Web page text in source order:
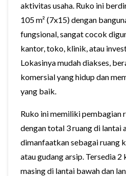
aktivitas usaha. Ruko ini
105 m² (7x15) dengan
fungsional, sangat cocok
kantor, toko, klinik, atau
Lokasinya mudah diakses,
komersial yang hidup dan
yang baik.
Ruko ini memiliki pembagian
dengan total 3 ruang di lantai
dimanfaatkan sebagai ruang
atau gudang arsip. Tersedia 2
masing di lantai bawah dan